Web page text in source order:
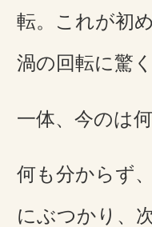
転。これが初
渦の回転に驚く
一体、今のは
何も分からず
にぶつかり、